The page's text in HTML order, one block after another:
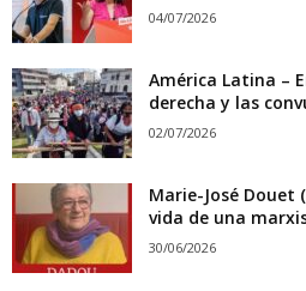
04/07/2026
América Latina –
derecha y las
02/07/2026
Marie-José Douet
vida de una
30/06/2026